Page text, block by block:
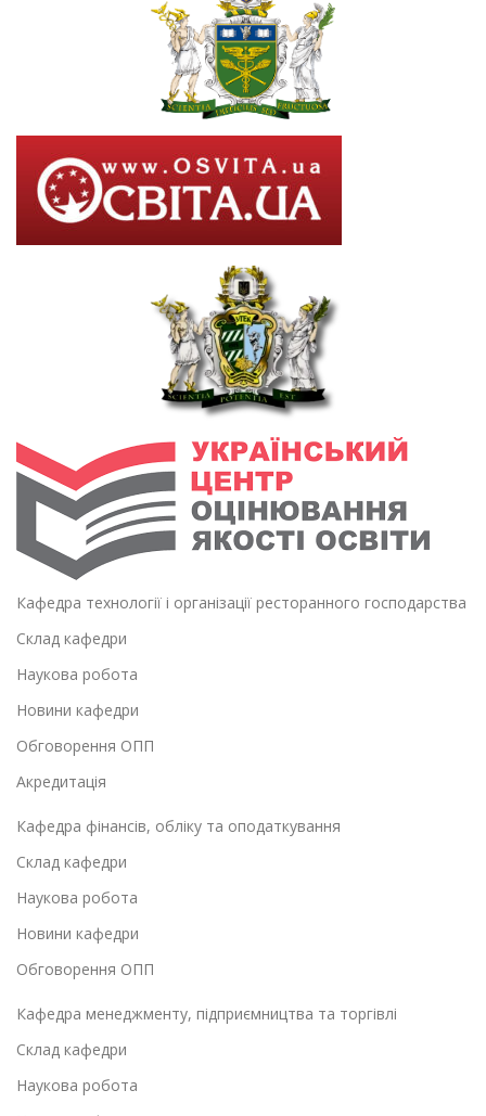
Кафедра технології і організації ресторанного господарства
Склад кафедри
Наукова робота
Новини кафедри
Обговорення ОПП
Акредитація
Кафедра фінансів, обліку та оподаткування
Склад кафедри
Наукова робота
Новини кафедри
Обговорення ОПП
Кафедра менеджменту, підприємництва та торгівлі
Склад кафедри
Наукова робота